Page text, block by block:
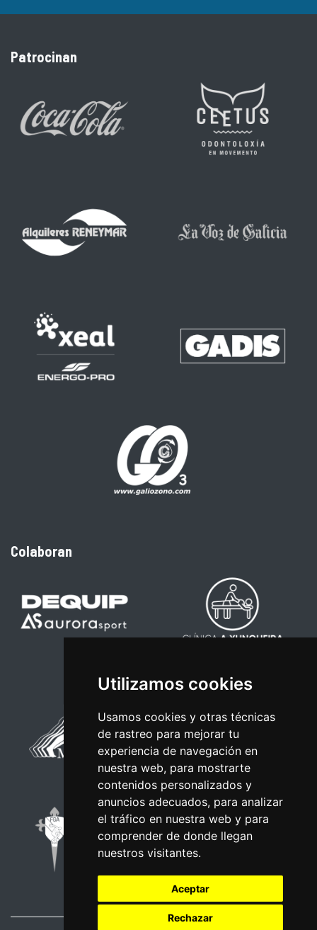
Utilizamos cookies
Usamos cookies y otras técnicas
de rastreo para mejorar tu
experiencia de navegación en
nuestra web, para mostrarte
contenidos personalizados y
anuncios adecuados, para analizar
el tráfico en nuestra web y para
comprender de donde llegan
nuestros visitantes.
Aceptar
Rechazar
Patrocinan
Colaboran